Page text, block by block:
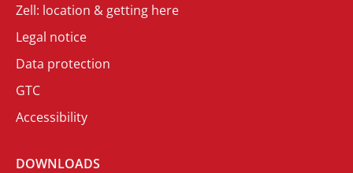
Zell: location & getting here
Legal notice
Data protection
GTC
Accessibility
DOWNLOADS